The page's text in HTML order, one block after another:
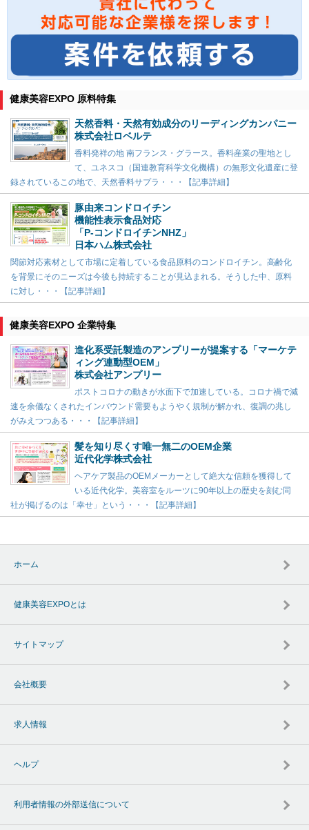
健康美容EXPO 原料特集
天然香料・天然有効成分のリーディングカンパニー
株式会社ロベルテ
香料発祥の地 南フランス・グラース。香料産業の聖地とし
て、ユネスコ（国連教育科学文化機構）の無形文化遺産に登
録されているこの地で、天然香料サプラ・・・【記事詳細】
豚由来コンドロイチン
機能性表示食品対応
「P-コンドロイチンNHZ」
日本ハム株式会社
関節対応素材として市場に定着している食品原料のコンドロイチン。高齢化
を背景にそのニーズは今後も持続することが見込まれる。そうした中、原料
に対し・・・【記事詳細】
健康美容EXPO 企業特集
進化系受託製造のアンプリーが提案する「マーケテ
ィング連動型OEM」
株式会社アンプリー
ポストコロナの動きが水面下で加速している。コロナ禍で減
速を余儀なくされたインバウンド需要もようやく規制が解かれ、復調の兆し
がみえつつある・・・【記事詳細】
髪を知り尽くす唯一無二のOEM企業
近代化学株式会社
ヘアケア製品のOEMメーカーとして絶大な信頼を獲得して
いる近代化学。美容室をルーツに90年以上の歴史を刻む同
社が掲げるのは「幸せ」という・・・【記事詳細】
ホーム
健康美容EXPOとは
サイトマップ
会社概要
求人情報
ヘルプ
利用者情報の外部送信について